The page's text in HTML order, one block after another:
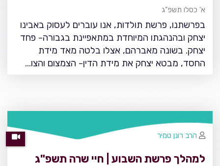
א' כסלו תשפ"ג
בפרשתנו, פרשת תולדות, אנו עוברים לעסוק באבינו
יצחק ובהנהגתו המיוחדת במתאפיינת בגבורה- פחד
יצחק. בשונה מאברהם, אצלו בלטה מאד מידת
החסד, מבטא יצחק את מידת הדין- הצמצום והצו…
למהלך פרשת השבוע | חיי שרה תשפ"ג
הרב רונן טמיר